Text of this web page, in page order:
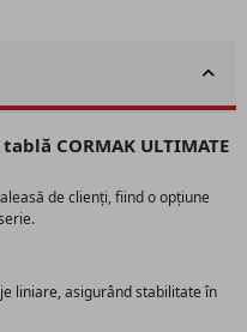
CORMAK ULTIMATE
de clienți, fiind o opțiune
liniare, asigurând stabilitate în